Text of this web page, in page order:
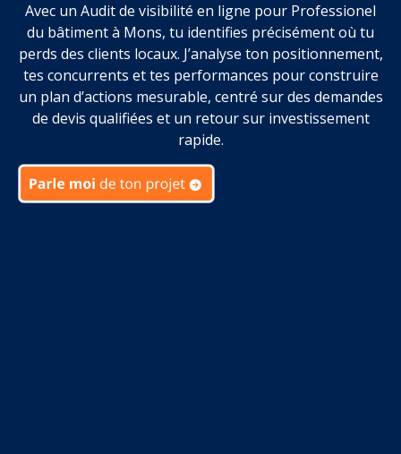
Avec un Audit de visibilité en ligne pour Professionel
du bâtiment à Mons, tu identifies précisément où tu
perds des clients locaux. J’analyse ton positionnement,
tes concurrents et tes performances pour construire
un plan d’actions mesurable, centré sur des demandes
de devis qualifiées et un retour sur investissement
rapide.